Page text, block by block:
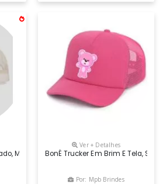
Modelo Americano, Tipo Trucker, Material
Ver + Detalhes
BonÉ Trucker Em Brim E Tela, Silk
Por: Mpb Brindes